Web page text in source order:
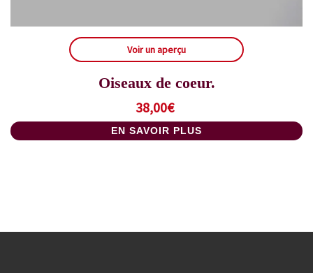
Voir un aperçu
Oiseaux de coeur.
38,00€
EN SAVOIR PLUS